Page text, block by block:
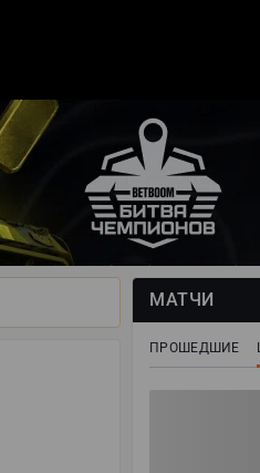
МАТЧИ
ПРОШЕДШИЕ